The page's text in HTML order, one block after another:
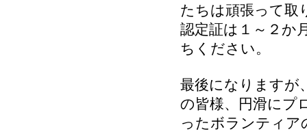
たちは頑張って取
認定証は１～２か
ちください。
最後になりますが
の皆様、円滑にプ
ったボランティア